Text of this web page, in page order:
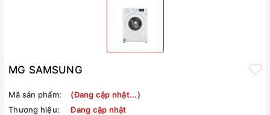
MG SAMSUNG
Mã sản phẩm:
(Đang cập nhật...)
Thương hiệu:
Đang cập nhật